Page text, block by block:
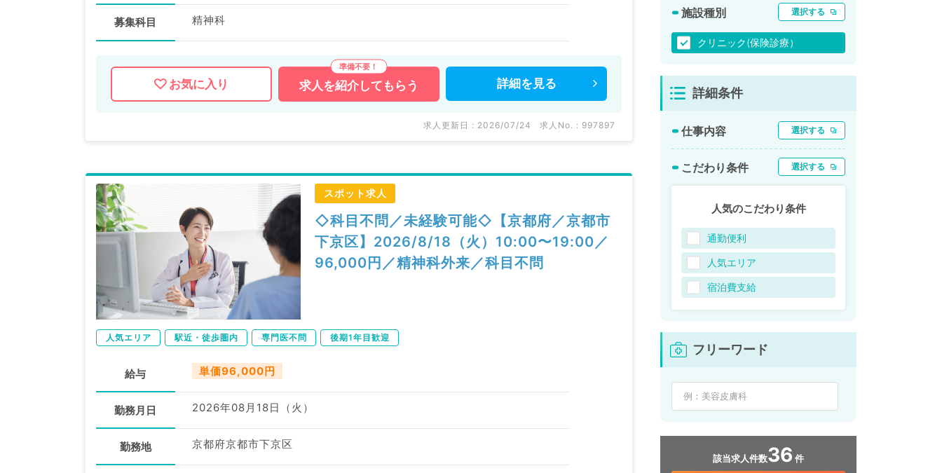
募集科目 精神科
お気に入り 求人を紹介してもらう 詳細を 見る
求人更新日 : 2026/07/24 求人No. : 997897
スポット求人
◇科目不問／未経験可能◇【京都府／京都市
下京区】2026/8/18（火）10:00〜19:00／
96,000円／精神科外来／科目不問
人気エリア 駅近・徒歩圏内 専門医不問 後期1年目歓迎
給与 単価96,000円
勤務月日 2026年08月18日（火）
勤務地 京都府京都市下京区
施設種別 選択する
クリニック(保険診療）
詳細条件
仕事内容 選択する
こだわり条件 選択する
人気のこだわり条件
通勤便利
人気エリア
宿泊費支給
フリーワード
該当求人件数36 件